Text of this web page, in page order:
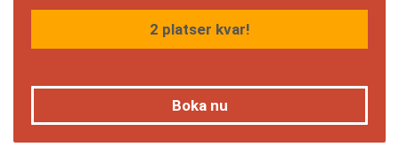
2 platser kvar!
Boka nu